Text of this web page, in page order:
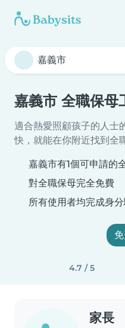
嘉義市 全職保母
適合熱愛照顧孩子的人士
快，就能在你附近找到全
嘉義市有1個可申請的
對全職保母完全免費
所有使用者均完成身
4.7 / 5
家長